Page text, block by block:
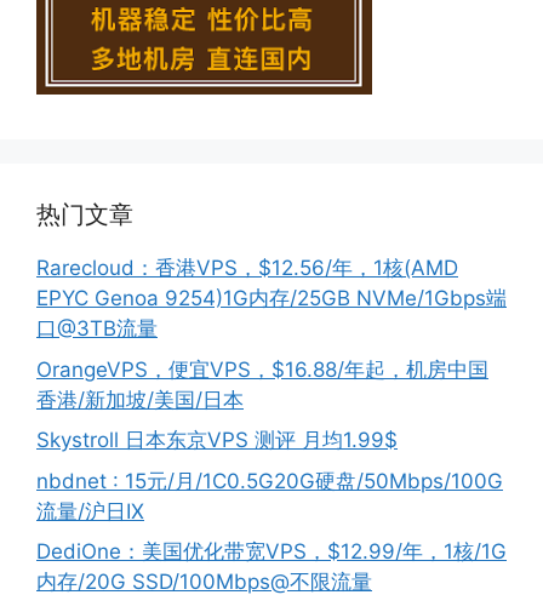
热门文章
Rarecloud：香港VPS，$12.56/年，1核(AMD
EPYC Genoa 9254)1G内存/25GB NVMe/1Gbps端
口@3TB流量
OrangeVPS，便宜VPS，$16.88/年起，机房中国
香港/新加坡/美国/日本
Skystroll 日本东京VPS 测评 月均1.99$
nbdnet : 15元/月/1C0.5G20G硬盘/50Mbps/100G
流量/沪日IX
DediOne：美国优化带宽VPS，$12.99/年，1核/1G
内存/20G SSD/100Mbps@不限流量